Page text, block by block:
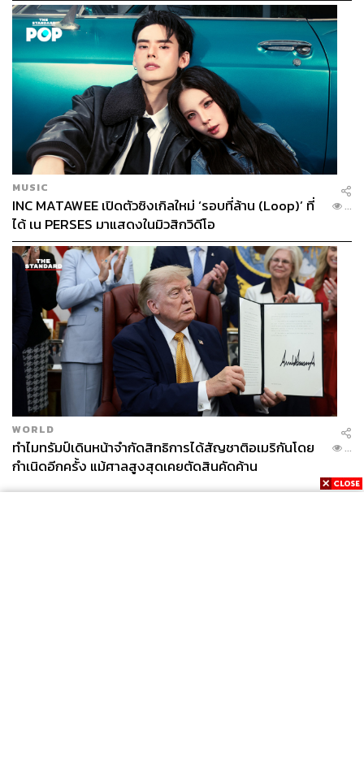
MUSIC
INC MATAWEE เปิดตัวซิงเกิลใหม่ ‘รอบที่ล้าน (Loop)’ ที่
ได้ เน PERSES มาแสดงในมิวสิกวิดีโอ
...
WORLD
ทำไมทรัมป์เดินหน้าจำกัดสิทธิการได้สัญชาติอเมริกันโดย
กำเนิดอีกครั้ง แม้ศาลสูงสุดเคยตัดสินคัดค้าน
...